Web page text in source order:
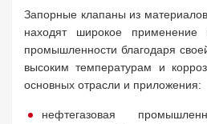
Запорные клапаны из
находят широкое применение
промышленности благодаря
высоким температурам и
основных отрасли и приложения:
нефтегазовая